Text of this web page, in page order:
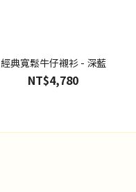
經典寬鬆牛仔襯衫 - 深藍
NT$4,780